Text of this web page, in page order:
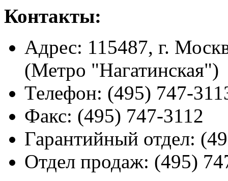
Контакты:
Адрес: 115487, г.
(Метро "Нагатинская")
Телефон: (495) 747-
Факс: (495) 747-3112
Гарантийный отдел:
Отдел продаж: (495)